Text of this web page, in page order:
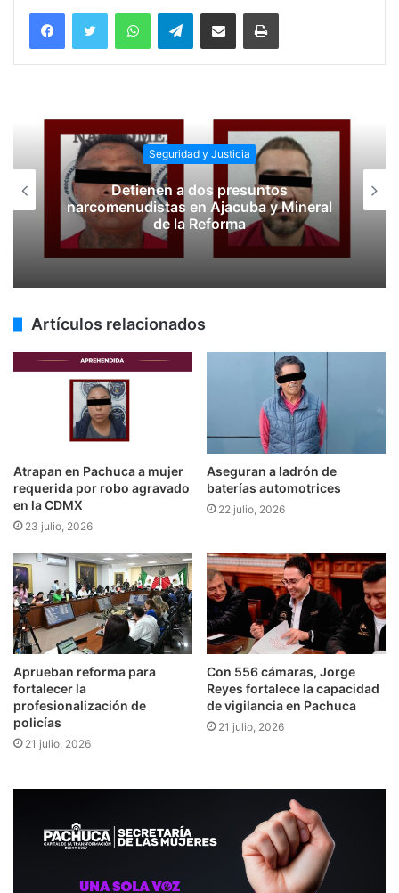
WhatsAppTelegramCompartir vía email Imprimir
Seguridad y Justicia
Detienen a dos presuntos
narcomenudistas en Ajacuba y Mineral
de la Reforma
Artículos relacionados
Atrapan en Pachuca a mujer
requerida por robo agravado
en la CDMX
23 julio, 2026
Aseguran a ladrón de
baterías automotrices
22 julio, 2026
Aprueban reforma para
fortalecer la
profesionalización de
policías
21 julio, 2026
Con 556 cámaras, Jorge
Reyes fortalece la capacidad
de vigilancia en Pachuca
21 julio, 2026